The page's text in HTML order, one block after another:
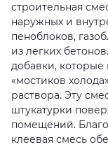
строительная
наружных и
пеноблоков,
из легких
добавки,
«мостиков
раствора. Эту
штукатурки
помещений.
клеевая смесь